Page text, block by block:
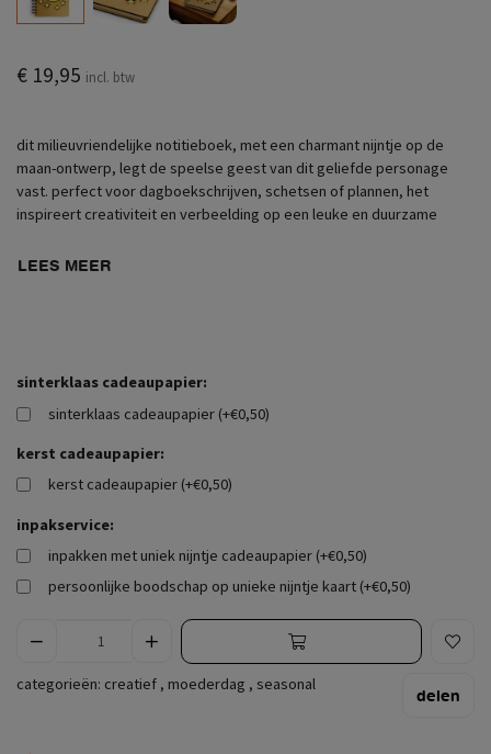
€ 19,95 incl. btw
dit milieuvriendelijke notitieboek, met een charmant nijntje op de
maan-ontwerp, legt de speelse geest van dit geliefde personage
vast. perfect voor dagboekschrijven, schetsen of plannen, het
inspireert creativiteit en verbeelding op een leuke en duurzame
LEES MEER
sinterklaas cadeaupapier:
sinterklaas cadeaupapier (+€0,50)
kerst cadeaupapier:
kerst cadeaupapier (+€0,50)
inpakservice:
inpakken met uniek nijntje cadeaupapier (+€0,50)
persoonlijke boodschap op unieke nijntje kaart (+€0,50)
categorieën: creatief , moederdag , seasonal
delen